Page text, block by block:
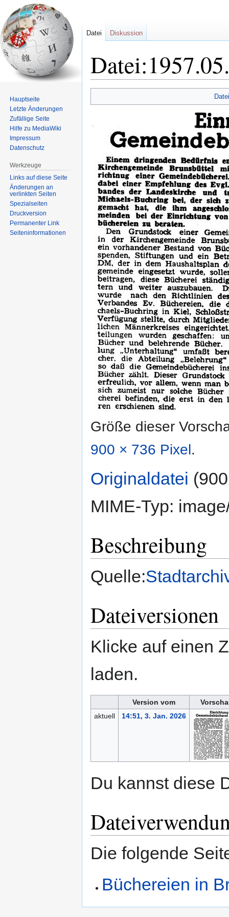
Navigation
Suche
Größe dieser
900 × 736 Pixel.
Originaldatei
MIME-Typ:
Beschreibung
Quelle:
Dateiversionen
Klicke auf einen
laden.
Version vom
aktuell
14:51, 3. Jan. 2026
Du kannst diese
Die folgende
Büchereien in
Datei Diskussion
Hauptseite
Letzte Änderungen
Zufällige Seite
Hilfe zu MediaWiki
Impressum
Datenschutz
Werkzeuge
Links auf diese Seite
Änderungen an
verlinkten Seiten
Spezialseiten
Druckversion
Permanenter Link
Seiten­informationen